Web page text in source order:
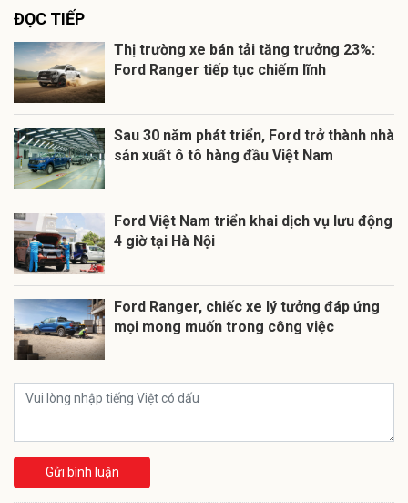
ĐỌC TIẾP
Thị trường xe bán tải tăng trưởng 23%:
Ford Ranger tiếp tục chiếm lĩnh
Sau 30 năm phát triển, Ford trở thành nhà
sản xuất ô tô hàng đầu Việt Nam
Ford Việt Nam triển khai dịch vụ lưu động
4 giờ tại Hà Nội
Ford Ranger, chiếc xe lý tưởng đáp ứng
mọi mong muốn trong công việc
Gửi bình luận